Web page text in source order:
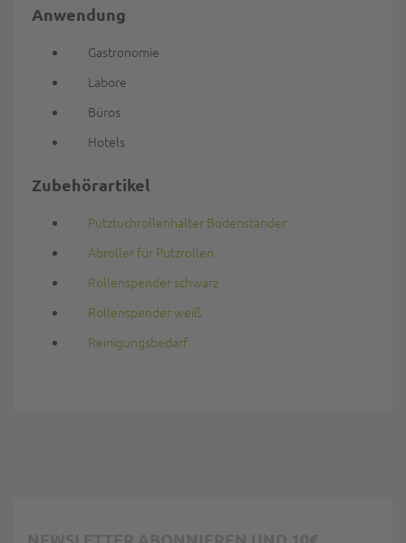
Anwendung
Gastronomie
Labore
Büros
Hotels
Zubehörartikel
Putztuchrollenhalter Bodenständer
Abroller für Putzrollen
Rollenspender schwarz
Rollenspender weiß
Reinigungsbedarf